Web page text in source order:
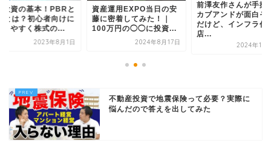
投資の基本！PBRと
とは？初心者向けに
りやすく株式の...
2023年8月1日
資産運用EXPO当日の安
藤に密着してみた！｜
100万円の◯◯に投資...
2024年8月17日
前澤友作さんが手掛
カブアンドが面白そ
だけど、インフラ代
店...
2024年11
不動産投資で地震保険って必要？実際に
悩んだので答えを出してみた